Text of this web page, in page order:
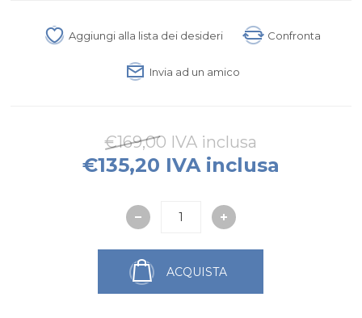
Aggiungi alla lista dei desideri Confronta
Invia ad un amico
€169,00 IVA inclusa
€135,20 IVA inclusa
ACQUISTA